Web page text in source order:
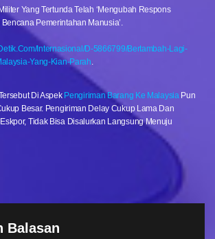
Yang Tertunda Telah ‘mengubah Respons
Pemerintahan Manusia’.
internasional/d-5866799/bertambah-Lagi-
Yang-Kian-Parah.
Di Aspek Pengiriman Barang Ke MalaysiaPun
Besar. Pengiriman Delay Cukup Lama Dan
Tidak Bisa Disalurkan Langsung Menuju
Balasan